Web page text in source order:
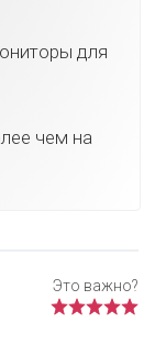
для
чем на